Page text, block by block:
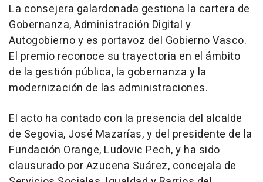
La consejera galardonada gestiona la cartera de
Gobernanza, Administración Digital y
Autogobierno y es portavoz del Gobierno Vasco.
El premio reconoce su trayectoria en el ámbito
de la gestión pública, la gobernanza y la
modernización de las administraciones.
El acto ha contado con la presencia del alcalde
de Segovia, José Mazarías, y del presidente de la
Fundación Orange, Ludovic Pech, y ha sido
clausurado por Azucena Suárez, concejala de